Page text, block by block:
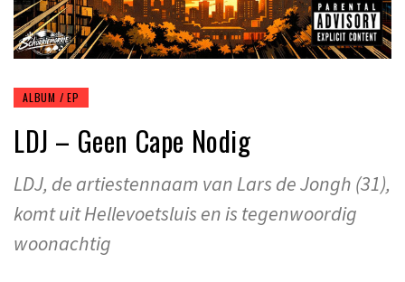
ALBUM / EP
LDJ – Geen Cape Nodig
LDJ, de artiestennaam van Lars de Jongh (31),
komt uit Hellevoetsluis en is tegenwoordig
woonachtig